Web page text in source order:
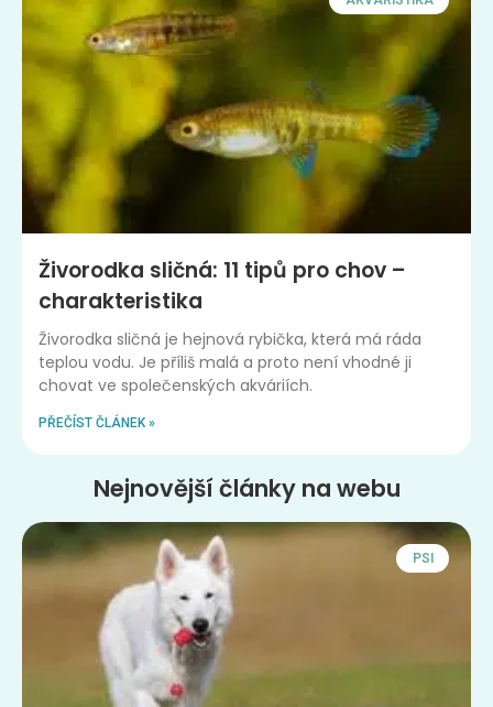
Živorodka sličná: 11 tipů pro chov –
charakteristika
Živorodka sličná je hejnová rybička, která má ráda
teplou vodu. Je příliš malá a proto není vhodné ji
chovat ve společenských akváriích.
PŘEČÍST ČLÁNEK »
Nejnovější články na webu
PSI